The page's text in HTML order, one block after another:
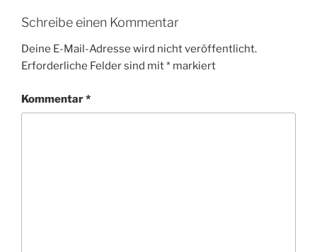
Schreibe einen Kommentar
Deine E-Mail-Adresse wird nicht veröffentlicht.
Erforderliche Felder sind mit* markiert
Kommentar*